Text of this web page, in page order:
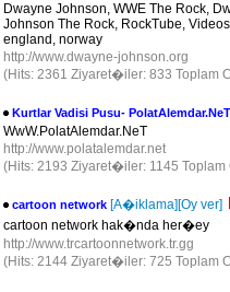
Dwayne Johnson, WWE The Rock,
Johnson The Rock, RockTube,
england, norway
http://www.dwayne-johnson.org
(Hits: 2361 Ziyaret�iler: 833 Toplam
Kurtlar Vadisi Pusu- PolatAlemdar.NeT
WwW.PolatAlemdar.NeT
http://www.polatalemdar.net
(Hits: 2193 Ziyaret�iler: 1145
cartoon network [A�iklama][Oy ver]
cartoon network hak�nda her�ey
http://www.trcartoonnetwork.tr.gg
(Hits: 2144 Ziyaret�iler: 725 Toplam